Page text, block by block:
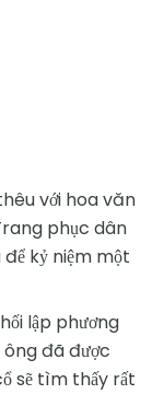
với hoa văn
phục dân
kỷ niệm một
lập phương
đã được
sẽ tìm thấy rất